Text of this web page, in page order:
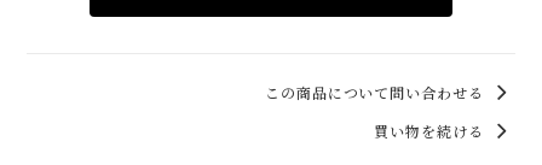
この商品について問い合わせる
買い物を続ける